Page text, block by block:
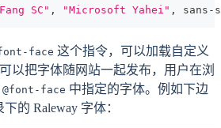
SC" , "Microsoft Yahei" ,
sans-
face 这个指令，可以加载自定义
以把字体随网站一起发布，用户在浏
@font-face 中指定的字体。例如下边
的 Raleway 字体：